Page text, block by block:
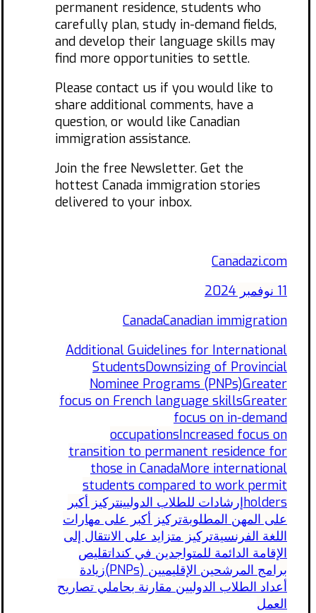
permanent residence, students who
carefully plan, study in-demand fields,
and develop their language skills may
find more opportunities to settle.
Please contact us if you would like to
share additional comments, have a
question, or would like Canadian
immigration assistance.
Join the free Newsletter. Get the
hottest Canada immigration stories
delivered to your inbox.
Canadazi.com
11 نوفمبر 2024
CanadaCanadian immigration
Additional Guidelines for International
StudentsDownsizing of Provincial
Nominee Programs (PNPs)Greater
focus on French language skillsGreater
focus on in-demand
occupationsIncreased focus on
transition to permanent residence for
those in CanadaMore international
students compared to work permit
holdersإرشادات للطلاب الدوليينتركيز أكبر
على المهن المطلوبةتركيز أكبر على مهارات
اللغة الفرنسيةتركيز متزايد على الانتقال إلى
الإقامة الدائمة للمتواجدين في كنداتقليص
برامج المرشحين الإقليميين (PNPs)
زيادة
أعداد الطلاب الدوليين مقارنة بحاملي تصاريح
العمل